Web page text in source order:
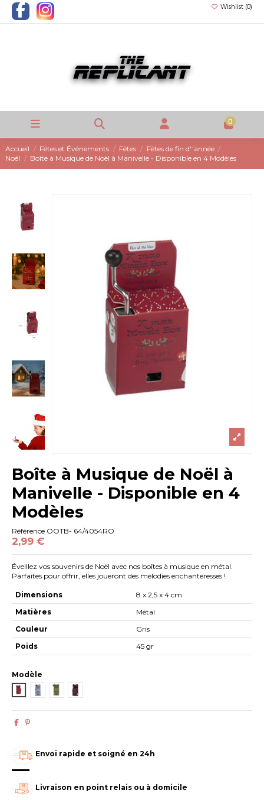
Wishlist (0)
0
Accueil Fêtes et Événements Fêtes
Fêtes de fin d''année
Noël
Boîte à Musique de Noël à Manivelle - Disponible en 4 Modèles
Boîte à Musique de Noël à
Manivelle - Disponible en 4
Modèles
Référence OOTB- 64/4054RO
2,99 €
Éveillez vos souvenirs de Noël avec nos boîtes à musique en métal.
Parfaites pour offrir, elles joueront des mélodies enchanteresses !
Dimensions
8 x 2,5 x 4 cm
Matières
Métal
Couleur
Gris
Poids
45 gr
Modèle
OOTB- 64/4054RO
OOTB- 64/4054BL
OOTB- 64/4054VE
OOTB- 64/4054PO
Envoi rapide et soigné en 24h
Livraison en point relais ou à domicile